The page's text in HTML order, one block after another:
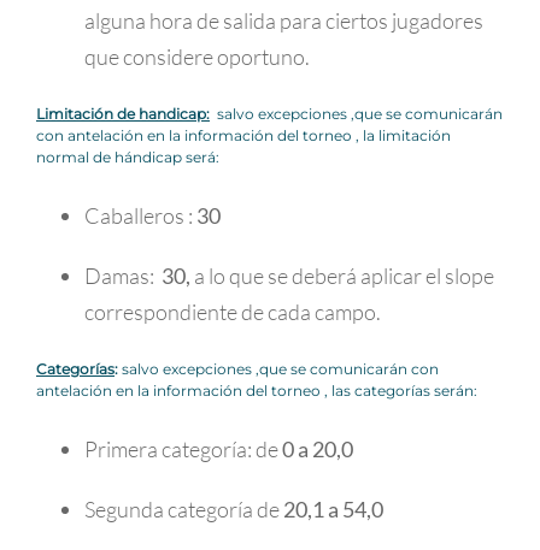
alguna hora de salida para ciertos jugadores
que considere oportuno.
Limitación de handicap:salvo excepciones ,que se comunicarán
con antelación en la información del torneo , la limitación
normal de hándicap será:
Caballeros : 30
Damas: 30, a lo que se deberá aplicar el slope
correspondiente de cada campo.
Categorías: salvo excepciones ,que se comunicarán con
antelación en la información del torneo , las categorías serán:
Primera categoría: de0 a 20,0
Segunda categoría de20,1 a 54,0